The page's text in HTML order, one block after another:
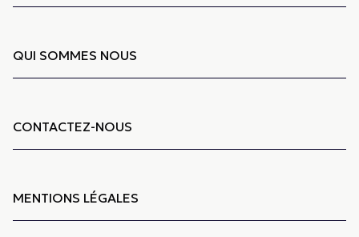
QUI SOMMES NOUS
CONTACTEZ-NOUS
MENTIONS LÉGALES